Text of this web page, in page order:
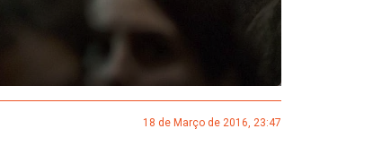
18 de Março de 2016, 23:47